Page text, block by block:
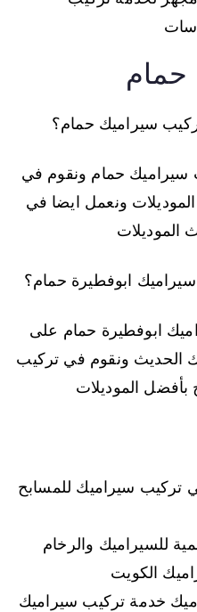
حمام
سيراميك حمام؟
حمام ونقوم في
ونعمل ايضا في
الموديلات
ابوفطيرة حمام؟
ابوفطيرة حمام على
الحديث ونقوم في تركيب
بأفضل الموديلات
تركيب سيراميك للمسابح
للسيراميك والرخام
الكويت
خدمة تركيب سيراميك